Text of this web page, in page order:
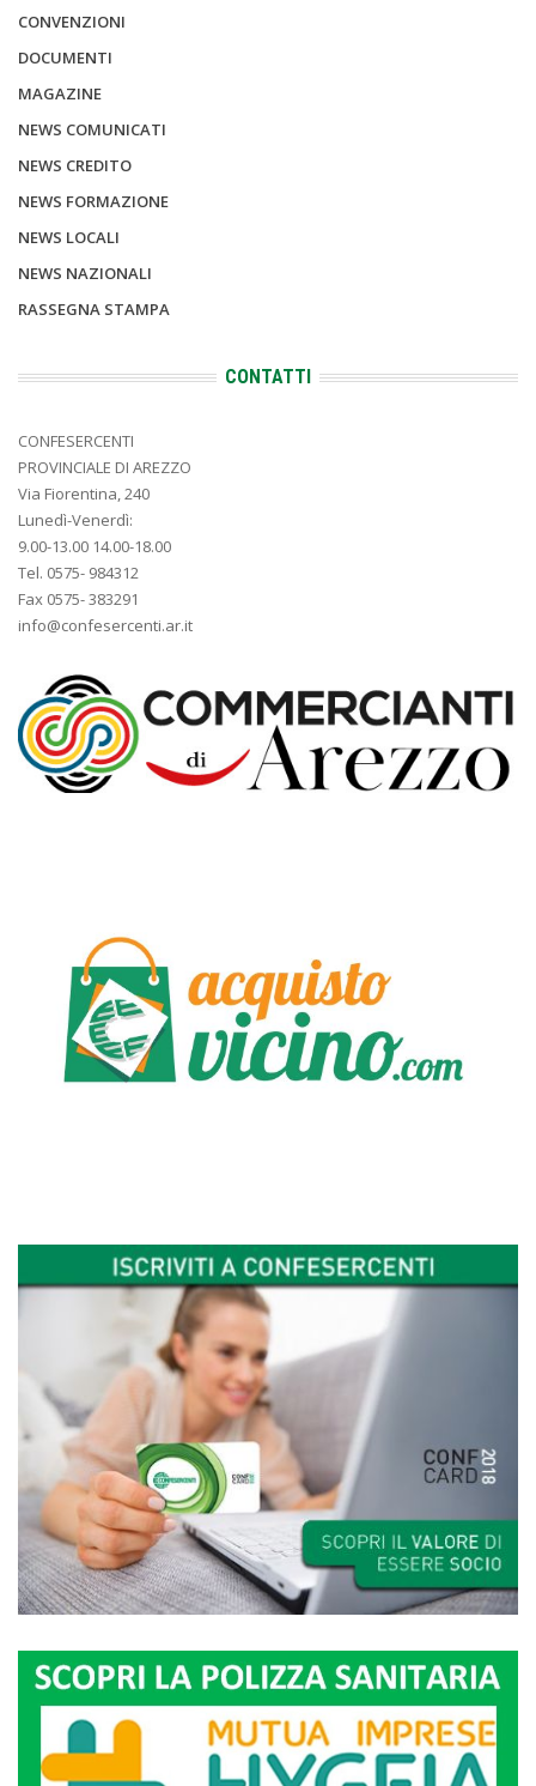
CONVENZIONI
DOCUMENTI
MAGAZINE
NEWS COMUNICATI
NEWS CREDITO
NEWS FORMAZIONE
NEWS LOCALI
NEWS NAZIONALI
RASSEGNA STAMPA
CONTATTI
CONFESERCENTI
PROVINCIALE DI AREZZO
Via Fiorentina, 240
Lunedì-Venerdì:
9.00-13.00 14.00-18.00
Tel. 0575- 984312
Fax 0575- 383291
info@confesercenti.ar.it